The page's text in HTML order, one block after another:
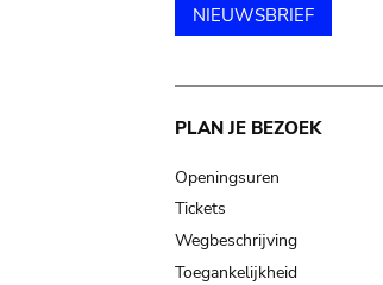
NIEUWSBRIEF
Main
navigation
PLAN JE BEZOEK
Openingsuren
Tickets
Wegbeschrijving
Toegankelijkheid